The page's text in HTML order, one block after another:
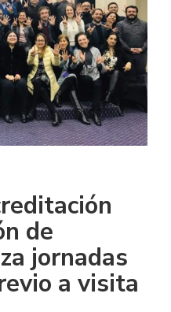
de
jornadas
a visita